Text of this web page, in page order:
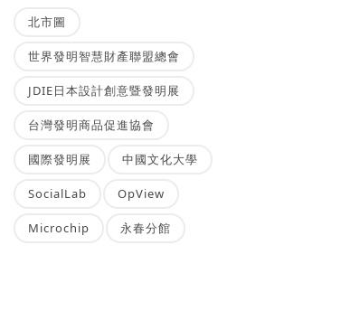
北市圖
世界發明智慧財產聯盟總會
JDIE日本設計創意暨發明展
台灣發明商品促進協會
國際發明展 中國文化大學
SocialLab OpView
Microchip 永春分館